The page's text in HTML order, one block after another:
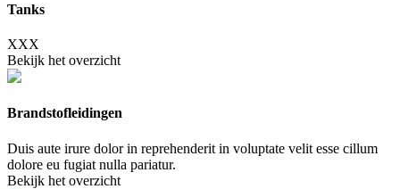
Tanks
XXX
Bekijk het overzicht
Brandstofleidingen
Duis aute irure dolor in reprehenderit in voluptate velit esse cillum
dolore eu fugiat nulla pariatur.
Bekijk het overzicht